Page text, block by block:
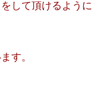
して頂けるように
す。